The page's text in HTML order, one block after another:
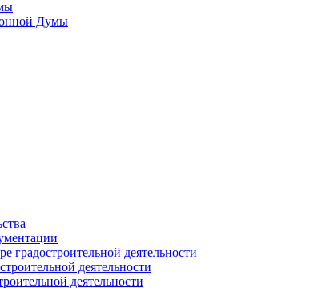
Думы
градостроительной деятельности
деятельности
деятельности